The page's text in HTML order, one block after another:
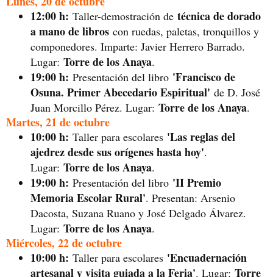
12:00 h: Taller-demostración de técnica de dorado
a mano de libros con ruedas, paletas, tronquillos y
componedores. Imparte: Javier Herrero Barrado.
Lugar: Torre de los Anaya.
19:00 h: Presentación del libro 'Francisco de
Osuna. Primer Abecedario Espiritual' de D. José
Juan Morcillo Pérez. Lugar: Torre de los Anaya.
Martes, 21 de octubre
10:00 h: Taller para escolares 'Las reglas del
ajedrez desde sus orígenes hasta hoy'.
Lugar: Torre de los Anaya.
19:00 h: Presentación del libro 'II Premio
Memoria Escolar Rural'. Presentan: Arsenio
Dacosta, Suzana Ruano y José Delgado Álvarez.
Lugar: Torre de los Anaya.
Miércoles, 22 de octubre
10:00 h: Taller para escolares 'Encuadernación
artesanal y visita guiada a la Feria'. Lugar: Torre